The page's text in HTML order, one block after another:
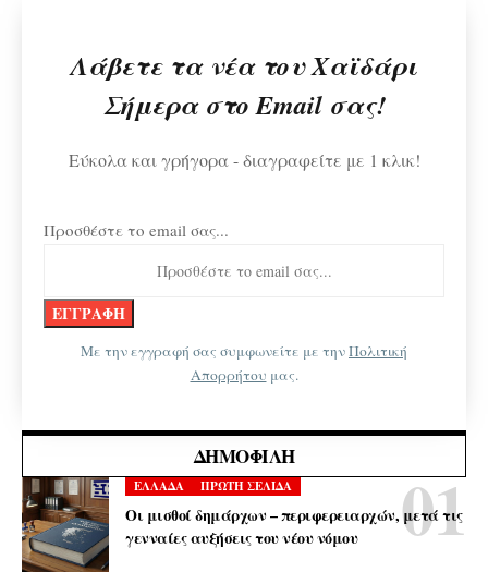
Λάβετε τα νέα του Χαϊδάρι
Σήμερα στο Email σας!
Εύκολα και γρήγορα - διαγραφείτε με 1 κλικ!
Προσθέστε το email σας...
Με την εγγραφή σας συμφωνείτε με τηνΠολιτική
Απορρήτου μας.
ΔΗΜΟΦΙΛΉ
ΕΛΛΑΔΑ ΠΡΩΤΗ ΣΕΛΙΔΑ
Οι μισθοί δημάρχων – περιφερειαρχών, μετά τις
γενναίες αυξήσεις του νέου νόμου